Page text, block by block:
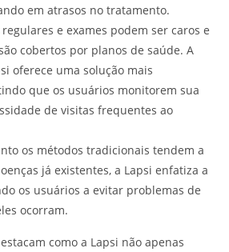
em atrasos no tratamento.
e exames podem ser caros e
cobertos por planos de saúde. A
oferece uma solução mais
que os usuários monitorem sua
de visitas frequentes ao
os métodos tradicionais tendem a
já existentes, a Lapsi enfatiza a
os usuários a evitar problemas de
ocorram.
como a Lapsi não apenas